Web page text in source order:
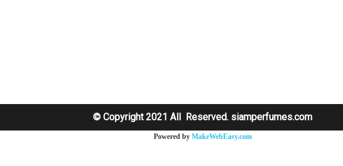
© Copyright 2021 All Reserved. siamperfumes.com
Powered by MakeWebEasy.com